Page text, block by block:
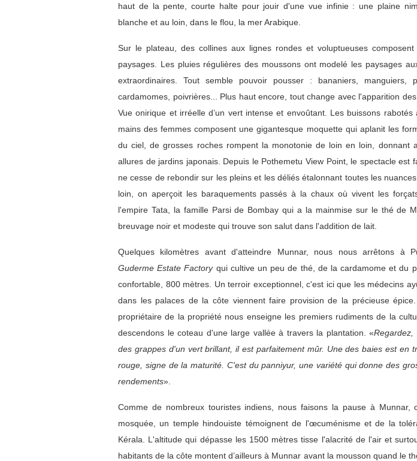
haut de la pente, courte halte pour jouir d'une vue infinie : une plaine
blanche et au loin, dans le flou, la mer Arabique.
Sur le plateau, des collines aux lignes rondes et voluptueuses
paysages. Les pluies régulières des moussons ont modelé les paysages
extraordinaires. Tout semble pouvoir pousser : bananiers, manguiers,
cardamomes, poivrières... Plus haut encore, tout change avec l'apparition
Vue onirique et irréelle d’un vert intense et envoûtant. Les buissons
mains des femmes composent une gigantesque moquette qui aplanit les
du ciel, de grosses roches rompent la monotonie de loin en loin, donnant
allures de jardins japonais. Depuis le Pothemetu View Point, le spectacle est
ne cesse de rebondir sur les pleins et les déliés étalonnant toutes les
loin, on aperçoit les baraquements passés à la chaux où vivent les
l'empire Tata, la famille Parsi de Bombay qui a la mainmise sur le thé de
breuvage noir et modeste qui trouve son salut dans l'addition de lait.
Quelques kilomètres avant d'atteindre Munnar, nous nous arrêtons à
Guderme Estate Factoryqui cultive un peu de thé, de la cardamome et du
confortable, 800 mètres. Un terroir exceptionnel, c'est ici que les médecins
dans les palaces de la côte viennent faire provision de la précieuse
propriétaire de la propriété nous enseigne les premiers rudiments de la
descendons le coteau d'une large vallée à travers la plantation. «
des grappes d'un vert brillant, il est parfaitement mûr. Une des baies est en
rouge, signe de la maturité. C'est du panniyur, une variété qui donne des
rendements».
Comme de nombreux touristes indiens, nous faisons la pause à Munnar,
mosquée, un temple hindouiste témoignent de l'œcuménisme et de la
Kérala. L'altitude qui dépasse les 1500 mètres tisse l'alacrité de l'air et
habitants de la côte montent d’ailleurs à Munnar avant la mousson quand le